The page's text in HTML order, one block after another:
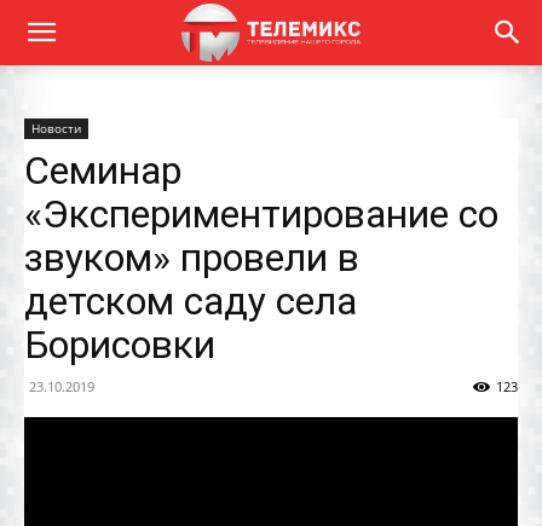
Новости
Семинар
«Экспериментирование со
звуком» провели в
детском саду села
Борисовки
23.10.2019 123